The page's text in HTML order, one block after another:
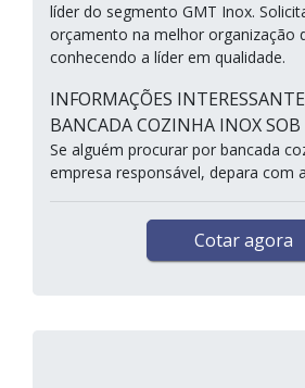
líder do segmento GMT Inox.
orçamento na melhor organização
conhecendo a líder em qualidade.
INFORMAÇÕES
BANCADA COZINHA INOX
Se alguém procurar por bancada
empresa responsável, depara com
Cotar agora